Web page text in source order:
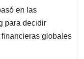
en las
para decidir
globales